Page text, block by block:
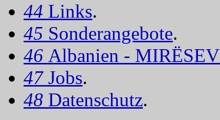
44 Links.
45 Sonderangebote.
46 Albanien -
47 Jobs.
48 Datenschutz.